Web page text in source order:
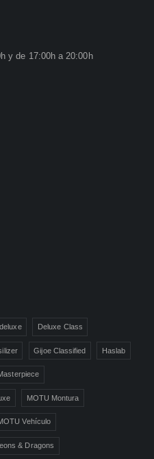
y de 17:00h a 20:00h
deluxe Deluxe Class
Gijoe Classified Haslab
MOTU Montura
Vehículo
& Dragons